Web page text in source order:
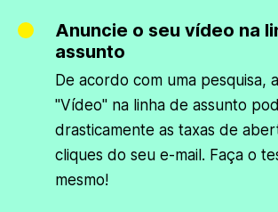
Anuncie o seu vídeo na
assunto
De acordo com uma pesquisa,
"Vídeo" na linha de assunto
drasticamente as taxas de
cliques do seu e-mail. Faça o
mesmo!